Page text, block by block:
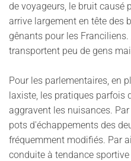
de voyageurs, le bruit causé
arrive largement en tête des
gênants pour les
transportent peu de gens
Pour les parlementaires, en
laxiste, les pratiques parfois
aggravent les nuisances.
pots d'échappements des
fréquemment modifiés. Par
conduite à tendance